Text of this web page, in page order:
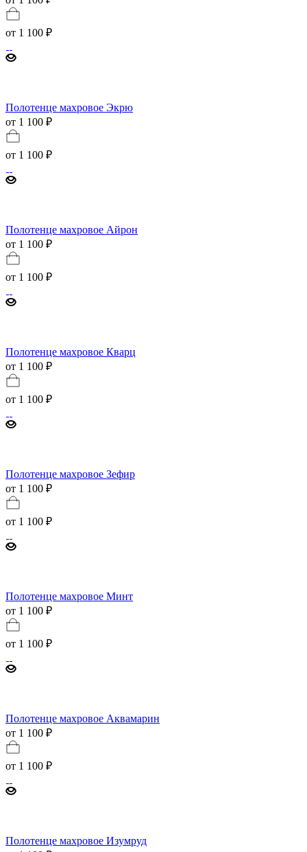
от 1 100 ₽
Полотенце махровое Экрю
от 1 100 ₽
от 1 100 ₽
Полотенце махровое Айрон
от 1 100 ₽
от 1 100 ₽
Полотенце махровое Кварц
от 1 100 ₽
от 1 100 ₽
Полотенце махровое Зефир
от 1 100 ₽
от 1 100 ₽
Полотенце махровое Минт
от 1 100 ₽
от 1 100 ₽
Полотенце махровое Аквамарин
от 1 100 ₽
от 1 100 ₽
Полотенце махровое Изумруд